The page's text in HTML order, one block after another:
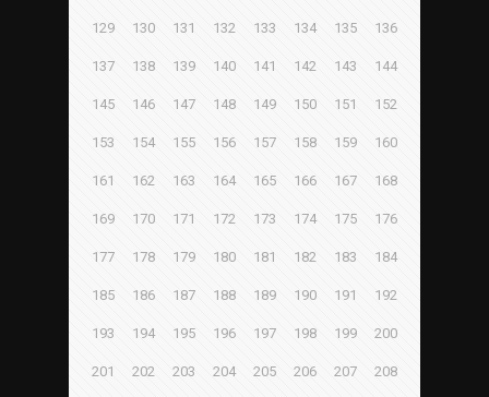
129 130 131 132 133 134 135 136
137 138 139 140 141 142 143 144
145 146 147 148 149 150 151 152
153 154 155 156 157 158 159 160
161 162 163 164 165 166 167 168
169 170 171 172 173 174 175 176
177 178 179 180 181 182 183 184
185 186 187 188 189 190 191 192
193 194 195 196 197 198 199 200
201 202 203 204 205 206 207 208